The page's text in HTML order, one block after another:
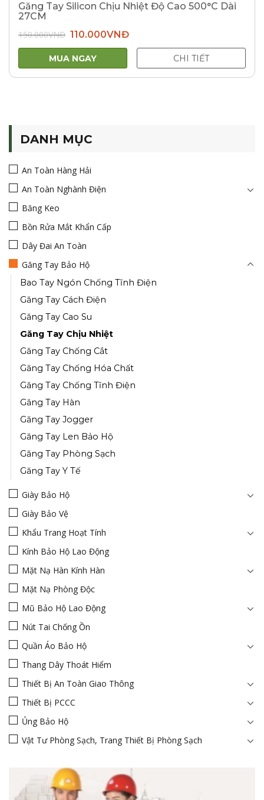
Găng Tay Silicon Chịu Nhiệt Độ Cao 500°C Dài
27CM
150.000VNĐ Giá
gốc
là:
150.000VNĐ.
110.000VNĐGiá
tại
110.000VNĐ.
MUA NGAY CHI TIẾT
DANH MỤC
An Toàn Hàng Hải
An Toàn Nghành Điện
Băng Keo
Bồn Rửa Mắt Khẩn Cấp
Dây Đai An Toàn
Găng Tay Bảo Hộ
Bao Tay Ngón Chống Tĩnh Điện
Găng Tay Cách Điện
Găng Tay Cao Su
Găng Tay Chịu Nhiệt
Găng Tay Chống Cắt
Găng Tay Chống Hóa Chất
Găng Tay Chống Tĩnh Điện
Găng Tay Hàn
Găng Tay Jogger
Găng Tay Len Bảo Hộ
Găng Tay Phòng Sạch
Găng Tay Y Tế
Giày Bảo Hộ
Giày Bảo Vệ
Khẩu Trang Hoạt Tính
Kính Bảo Hộ Lao Động
Mặt Nạ Hàn Kính Hàn
Mặt Nạ Phòng Độc
Mũ Bảo Hộ Lao Động
Nút Tai Chống Ồn
Quần Áo Bảo Hộ
Thang Dây Thoát Hiểm
Thiết Bị An Toàn Giao Thông
Thiết Bị PCCC
Ủng Bảo Hộ
Vật Tư Phòng Sạch, Trang Thiết Bị Phòng Sạch